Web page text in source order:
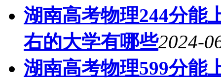
湖南高考物理244分能
右的大学有哪些2024-
湖南高考物理599分能